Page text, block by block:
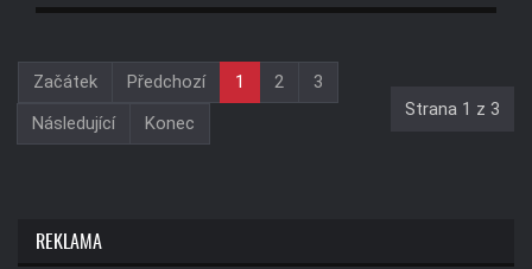
Strana 1 z 3
Začátek Předchozí 1 2
3
Následující
Konec
REKLAMA